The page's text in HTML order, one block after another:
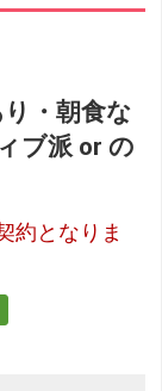
り・朝食な
ブ派 or の
約となりま